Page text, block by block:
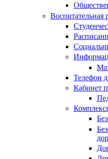
Воспитательная
Телефон
Кабинет